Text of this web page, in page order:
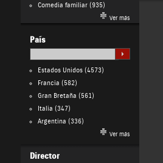
Comedia familiar(935)
Ver más
País
Estados Unidos(4573)
Francia (582)
Gran Bretaña (561)
Italia (347)
Argentina (336)
Ver más
Director